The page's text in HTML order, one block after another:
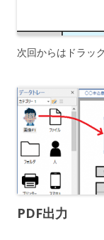
次回からはドラッ
PDF出力